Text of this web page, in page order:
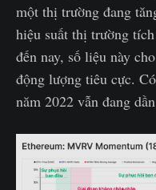
một thị trường đang
hiệu suất thị trường
đến nay, số liệu này
động lượng tiêu cực.
năm 2022 vẫn đang